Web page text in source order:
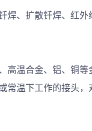
焊、扩散钎焊、红
高温合金、铝、铜
常温下工作的接头